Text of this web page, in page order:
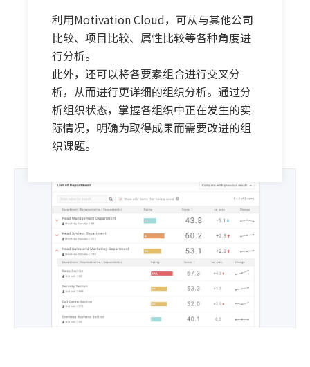
利用Motivation Cloud，可从与其他公司
比较、项目比较、属性比较等各种角度进
行分析。
此外，还可以将各要素组合进行交叉分
析，从而进行更详细的组织分析。通过分
析组织状态，掌握各组织中正在发生的实
际情况，明确为取得成果而需要改进的组
织课题。